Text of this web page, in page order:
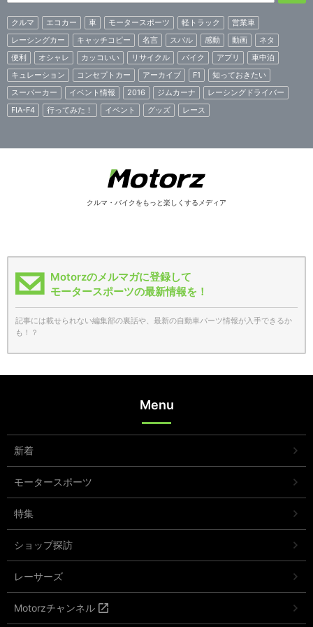
クルマ エコカー 車 モータースポーツ 軽トラック
営業車
レーシングカー
キャッチコピー 名言 スバル 感動 動画
ネタ
便利
オシャレ カッコいい リサイクル バイク アプリ
車中泊
キュレーション
コンセプトカー アーカイブ F1
知っておきたい
スーパーカー
イベント情報 2016 ジムカーナ
レーシングドライバー
FIA-F4
行ってみた！ イベント グッズ レース
クルマ・バイクをもっと楽しくするメディア
Motorzのメルマガに登録して
モータースポーツの最新情報を！
記事には載せられない編集部の裏話や、最新の自動車パーツ情報が入手できるか
も！？
Menu
新着
モータースポーツ
特集
ショップ探訪
レーサーズ
Motorzチャンネル